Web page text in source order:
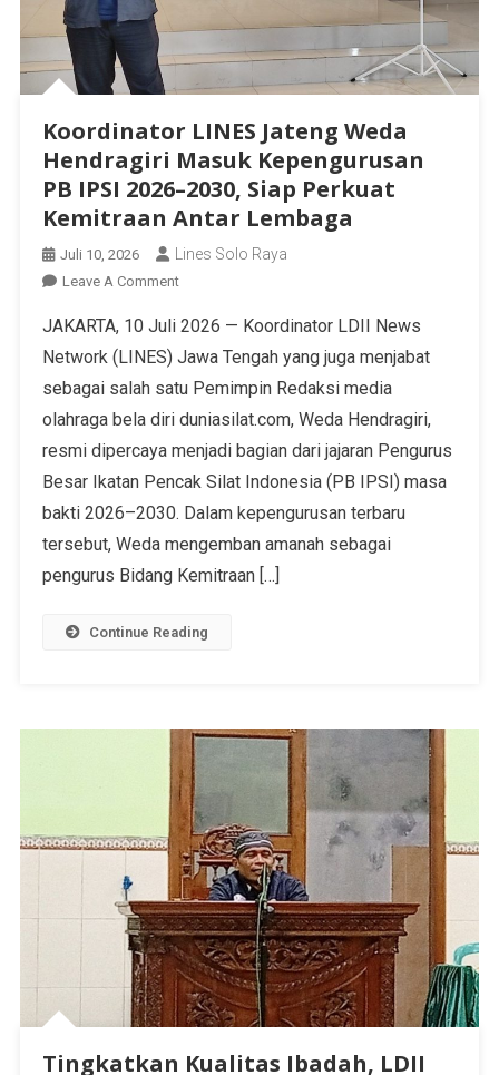
Koordinator LINES Jateng Weda
Hendragiri Masuk Kepengurusan
PB IPSI 2026–2030, Siap Perkuat
Kemitraan Antar Lembaga
Juli 10, 2026 Lines Solo Raya
Leave A Comment
JAKARTA, 10 Juli 2026 — Koordinator LDII News
Network (LINES) Jawa Tengah yang juga menjabat
sebagai salah satu Pemimpin Redaksi media
olahraga bela diri duniasilat.com, Weda Hendragiri,
resmi dipercaya menjadi bagian dari jajaran Pengurus
Besar Ikatan Pencak Silat Indonesia (PB IPSI) masa
bakti 2026–2030. Dalam kepengurusan terbaru
tersebut, Weda mengemban amanah sebagai
pengurus Bidang Kemitraan […]
Continue Reading
Tingkatkan Kualitas Ibadah, LDII